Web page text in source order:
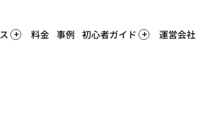
料金 事例 初心者ガイド 運営会社